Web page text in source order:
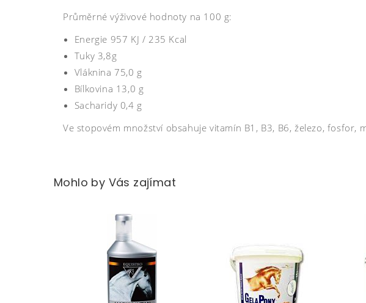
Průměrné výživové hodnoty na 100 g:
Energie 957 KJ / 235 Kcal
Tuky 3,8g
Vláknina 75,0 g
Bílkovina 13,0 g
Sacharidy 0,4 g
Ve stopovém množství obsahuje vitamín B1, B3, B6, železo, fosfor,
Mohlo by Vás zajímat